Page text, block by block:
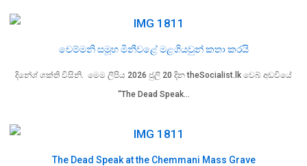
චෙම්මනි සමූහ මිනීවළේ මළගියවුන් කතා කරයි
දිනේශ් ශක්ති විසිනි. මෙම ලිපිය 2026 ජුලි 20 දින theSocialist.lk වෙබ් අඩවියේ
“The Dead Speak…
The Dead Speak at the Chemmani Mass Grave